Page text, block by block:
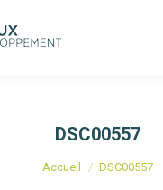
DSC00557
Vous êtes ici :
Accueil DSC00557